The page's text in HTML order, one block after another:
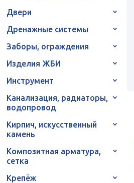
Двери
Дренажные системы
Заборы, ограждения
Изделия ЖБИ
Инструмент
Канализация, радиаторы,
водопровод
Кирпич, искусственный
камень
Композитная арматура,
сетка
Крепёж